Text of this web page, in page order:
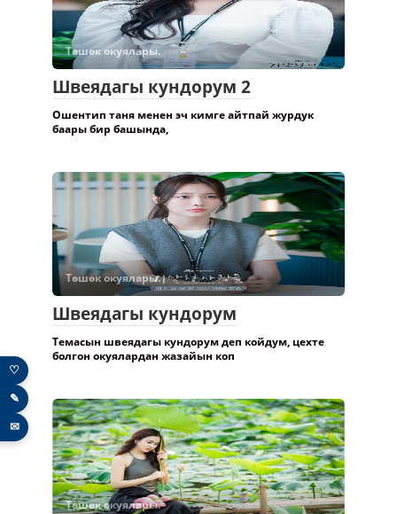
Төшөк окуялары.
Швеядагы кундорум 2
Ошентип таня менен эч кимге айтпай журдук
баары бир башында,
Төшөк окуялары.
Швеядагы кундорум
Темасын швеядагы кундорум деп койдум, цехте
болгон окуялардан жазайын коп
Төшөк окуялары.
♡
✎
✉